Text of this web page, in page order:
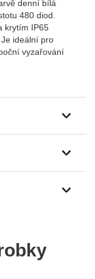
denní bílá
480 diod.
krytím IP65
ideální pro
vyzařování